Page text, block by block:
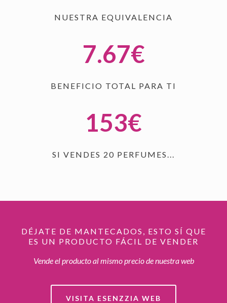
NUESTRA EQUIVALENCIA
7.68€
BENEFICIO TOTAL PARA TI
154€
SI VENDES 20 PERFUMES...
DÉJATE DE MANTECADOS, ESTO SÍ QUE
ES UN PRODUCTO FÁCIL DE VENDER
Vende el producto al mismo precio de nuestra web
VISITA ESENZZIA WEB